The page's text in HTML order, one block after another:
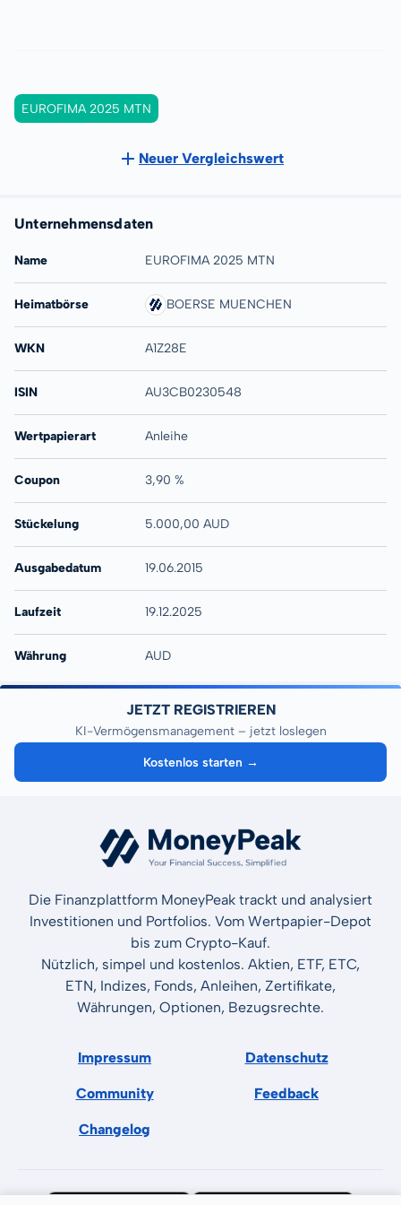
EUROFIMA 2025 MTN
Neuer Vergleichswert
Unternehmensdaten
Name EUROFIMA 2025 MTN
Heimatbörse BOERSE MUENCHEN
WKN A1Z28E
ISIN AU3CB0230548
Wertpapierart Anleihe
Coupon 3,90 %
Stückelung 5.000,00 AUD
Ausgabedatum 19.06.2015
Laufzeit 19.12.2025
Währung AUD
JETZT REGISTRIEREN
KI-Vermögensmanagement – jetzt loslegen
Kostenlos starten →
Die Finanzplattform MoneyPeak trackt und analysiert
Investitionen und Portfolios. Vom Wertpapier-Depot
bis zum Crypto-Kauf.
Nützlich, simpel und kostenlos. Aktien, ETF, ETC,
ETN, Indizes, Fonds, Anleihen, Zertifikate,
Währungen, Optionen, Bezugsrechte.
Impressum Datenschutz
Community Feedback
Changelog